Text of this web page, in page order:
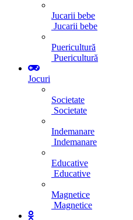
Jucarii bebe
Jucarii bebe
Puericultură
Puericultură
Jocuri
Societate
Societate
Indemanare
Indemanare
Educative
Educative
Magnetice
Magnetice